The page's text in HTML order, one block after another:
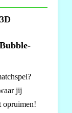
jij
opruimen!